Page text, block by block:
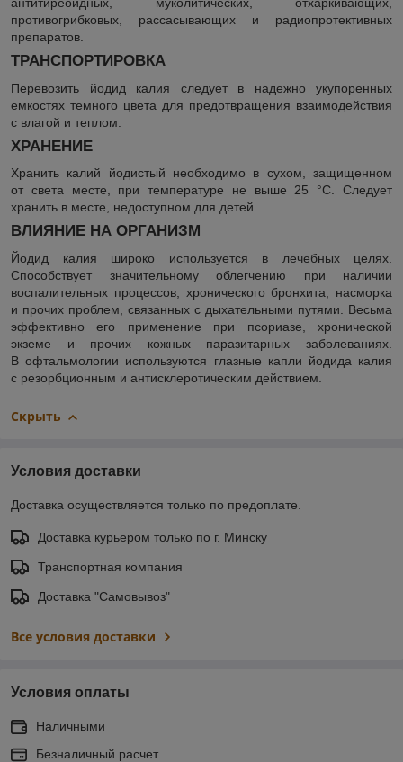
противогрибковых, рассасывающих и радиопротективных
препаратов.
ТРАНСПОРТИРОВКА
Перевозить йодид калия следует в надежно укупоренных
емкостях темного цвета для предотвращения взаимодействия
с влагой и теплом.
ХРАНЕНИЕ
Хранить калий йодистый необходимо в сухом, защищенном
от света месте, при температуре не выше 25 °C. Следует
хранить в месте, недоступном для детей.
ВЛИЯНИЕ НА ОРГАНИЗМ
Йодид калия широко используется в лечебных целях.
Способствует значительному облегчению при наличии
воспалительных процессов, хронического бронхита, насморка
и прочих проблем, связанных с дыхательными путями. Весьма
эффективно его применение при псориазе, хронической
экземе и прочих кожных паразитарных заболеваниях.
В офтальмологии используются глазные капли йодида калия
с резорбционным и антисклеротическим действием.
Скрыть
Условия доставки
Доставка осуществляется только по предоплате.
Доставка курьером только по г. Минску
Транспортная компания
Доставка "Самовывоз"
Все условия доставки
Условия оплаты
Наличными
Безналичный расчет